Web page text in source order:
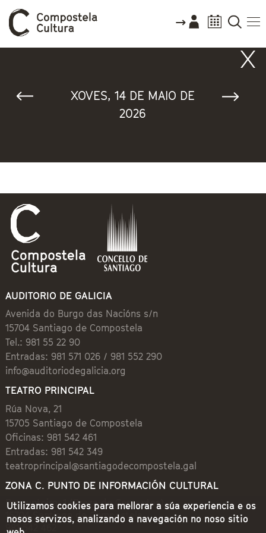
XOVES, 14 DE MAIO DE
2026
AUDITORIO DE GALICIA
Avenida do Burgo das Nacións s/n
15704 Santiago de Compostela
Tel.: 981 55 22 90
Entradas: 981 571 026 / 981 552 290
info@auditoriodegalicia.org
TEATRO PRINCIPAL
Rúa Nova, 21
15705 Santiago de Compostela
Oficinas: 981 542 461
Entradas: 981 542 349
teatroprincipal@santiagodecompostela.gal
ZONA C. PUNTO DE INFORMACIÓN CULTURAL
Preguntoiro, 1 (Praza de Cervantes)
15704 Santiago de Compostela
981 542 462
Utilizamos cookies para mellorar a súa experiencia e os
nosos servizos, analizando a navegación no noso sitio